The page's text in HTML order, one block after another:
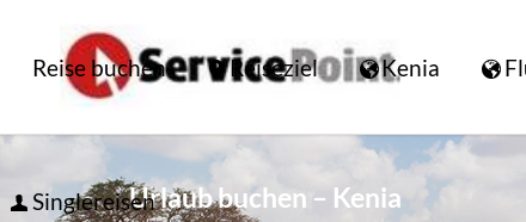
Reise buchen Reiseziel Kenia
SinglereisenUrlaub buchen – Kenia